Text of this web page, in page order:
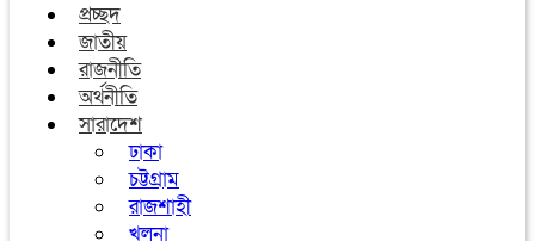
প্রচ্ছদ
জাতীয়
রাজনীতি
অর্থনীতি
সারাদেশ
ঢাকা
চট্টগ্রাম
রাজশাহী
খুলনা